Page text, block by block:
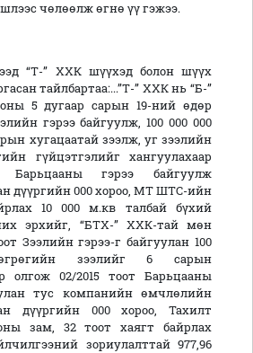
чөлөөлж өгнө үү гэжээ.
“Т-” ХХК шүүхэд болон шүүх
тайлбартаа:...”Т-” ХХК нь “Б-”
5 дугаар сарын 19-ний өдөр
гэрээ байгуулж, 100 000 000
хугацаатай зээлж, уг зээлийн
гүйцэтгэлийг хангуулахаар
Барьцааны гэрээ байгуулж
дүүргийн 000 хороо, МТ ШТС-ийн
10 000 м.кв талбай бүхий
эрхийг, “БТХ-” ХХК-тай мөн
Зээлийн гэрээ-г байгуулан 100
зээлийг 6 сарын
олгож 02/2015 тоот Барьцааны
тус компанийн өмчлөлийн
дүүргийн 000 хороо, Тахилт
зам, 32 тоот хаягт байрлах
зориулалттай 977,96